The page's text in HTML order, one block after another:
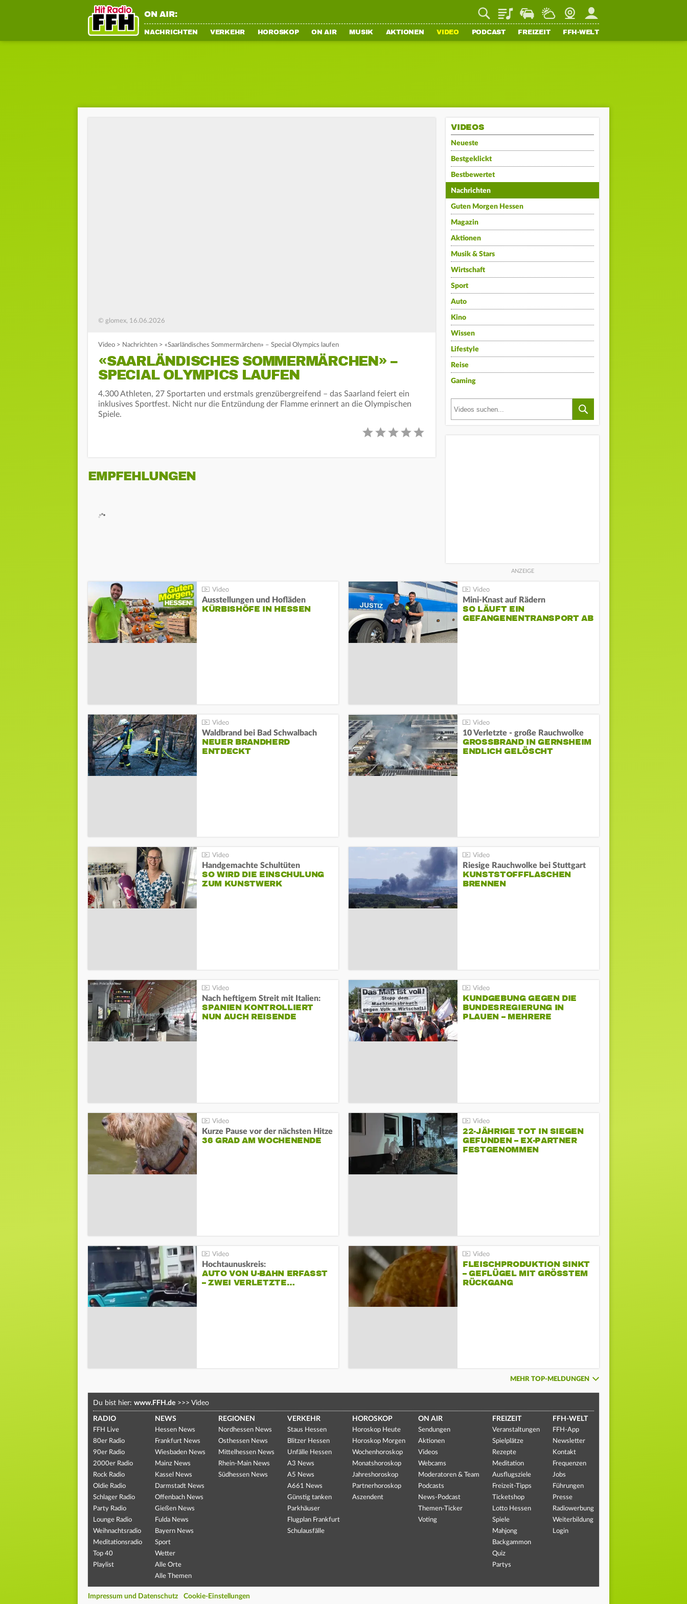
ON AIR: PlaylistStaupilotWetterWebcamMein FFH
NACHRICHTEN VERKEHR HOROSKOP ON AIR MUSIK AKTIONEN VIDEO PODCAST FREIZEIT FFH-WELT
© glomex, 16.06.2026
Video > Nachrichten > «Saarländisches Sommermärchen» – Special Olympics laufen
«SAARLÄNDISCHES SOMMERMÄRCHEN» –
SPECIAL OLYMPICS LAUFEN
4.300 Athleten, 27 Sportarten und erstmals grenzübergreifend – das Saarland feiert ein
inklusives Sportfest. Nicht nur die Entzündung der Flamme erinnert an die Olympischen
Spiele.
EMPFEHLUNGEN
VIDEOS
Neueste
Bestgeklickt
Bestbewertet
Nachrichten
Guten Morgen Hessen
Magazin
Aktionen
Musik & Stars
Wirtschaft
Sport
Auto
Kino
Wissen
Lifestyle
Reise
Gaming
Ausstellungen und Hofläden
KÜRBISHÖFE IN HESSEN
Mini-Knast auf Rädern
SO LÄUFT EIN
GEFANGENENTRANSPORT AB
Waldbrand bei Bad Schwalbach
NEUER BRANDHERD
ENTDECKT
10 Verletzte - große Rauchwolke
GROSSBRAND IN GERNSHEIM E
NDLICH GELÖSCHT
Handgemachte Schultüten
SO WIRD DIE EINSCHULUNG
ZUM KUNSTWERK
Riesige Rauchwolke bei Stuttgart
KUNSTSTOFFFLASCHEN
BRENNEN
Nach heftigem Streit mit Italien:
SPANIEN KONTROLLIERT
NUN AUCH REISENDE
KUNDGEBUNG GEGEN DIE
BUNDESREGIERUNG IN
PLAUEN – MEHRERE
Kurze Pause vor der nächsten Hitze
36 GRAD AM WOCHENENDE
22-JÄHRIGE TOT IN SIEGEN
GEFUNDEN – EX-PARTNER
FESTGENOMMEN
Hochtaunuskreis:
AUTO VON U-BAHN ERFASST
– ZWEI VERLETZTE…
FLEISCHPRODUKTION SINKT
– GEFLÜGEL MIT GRÖSSTEM R
ÜCKGANG
MEHR TOP-MELDUNGEN
Du bist hier: www.FFH.de >>> Video
RADIO
FFH Live
80er Radio
90er Radio
2000er Radio
Rock Radio
Oldie Radio
Schlager Radio
Party Radio
Lounge Radio
Weihnachtsradio
Meditationsradio
Top 40
Playlist
NEWS
Hessen News
Frankfurt News
Wiesbaden News
Mainz News
Kassel News
Darmstadt News
Offenbach News
Gießen News
Fulda News
Bayern News
Sport
Wetter
Alle Orte
Alle Themen
REGIONEN
Nordhessen News
Osthessen News
Mittelhessen News
Rhein-Main News
Südhessen News
VERKEHR
Staus Hessen
Blitzer Hessen
Unfälle Hessen
A3 News
A5 News
A661 News
Günstig tanken
Parkhäuser
Flugplan Frankfurt
Schulausfälle
HOROSKOP
Horoskop Heute
Horoskop Morgen
Wochenhoroskop
Monatshoroskop
Jahreshoroskop
Partnerhoroskop
Aszendent
ON AIR
Sendungen
Aktionen
Videos
Webcams
Moderatoren & Team
Podcasts
News-Podcast
Themen-Ticker
Voting
FREIZEIT
Veranstaltungen
Spielplätze
Rezepte
Meditation
Ausflugsziele
Freizeit-Tipps
Ticketshop
Lotto Hessen
Spiele
Mahjong
Backgammon
Quiz
Partys
FFH-WELT
FFH-App
Newsletter
Kontakt
Frequenzen
Jobs
Führungen
Presse
Radiowerbung
Weiterbildung
Login
Impressum und Datenschutz Cookie-Einstellungen